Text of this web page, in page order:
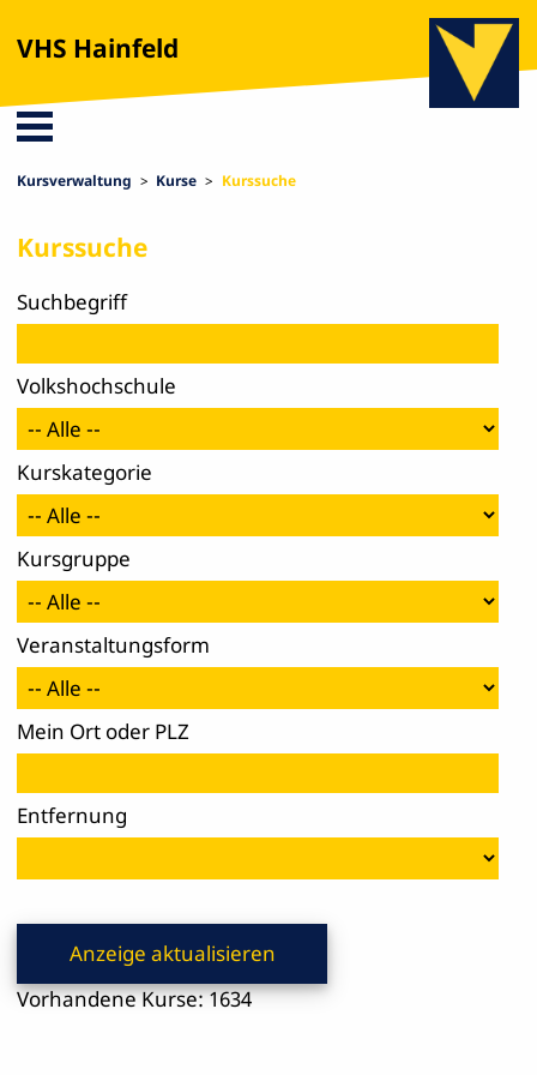
VHS Hainfeld
Kursverwaltung Kurse Kurssuche
Kurssuche
Such­begriff
Volks­hoch­schule
Kurs­ka­te­gorie
Kurs­gruppe
Veranstaltungsform
Mein Ort oder PLZ
Ent­fer­nung
Vorhandene Kurse: 1634